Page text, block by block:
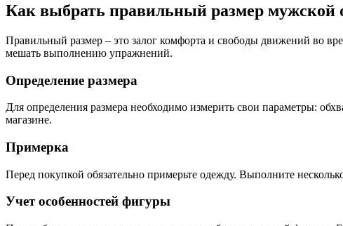
Как выбрать правильный размер мужской
Правильный размер – это залог комфорта и свободы движений во
мешать выполнению упражнений.
Определение размера
Для определения размера необходимо измерить свои параметры:
магазине.
Примерка
Перед покупкой обязательно примерьте одежду. Выполните
Учет особенностей фигуры